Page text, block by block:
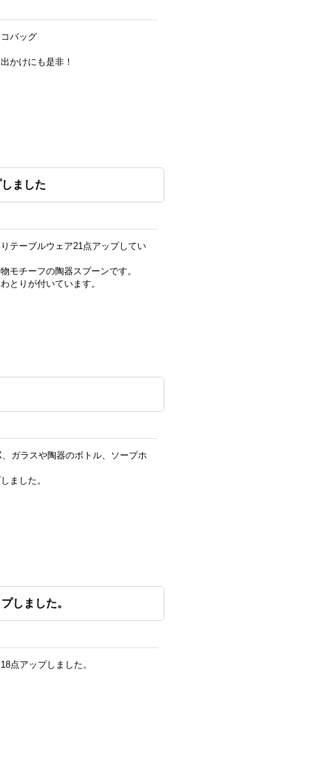
バッグ
かけにも是非！
ました
テーブルウェア21点アップしてい
モチーフの陶器スプーンです。
とりが付いています。
ガラスや陶器のボトル、ソープホ
ました。
しました。
点アップしました。